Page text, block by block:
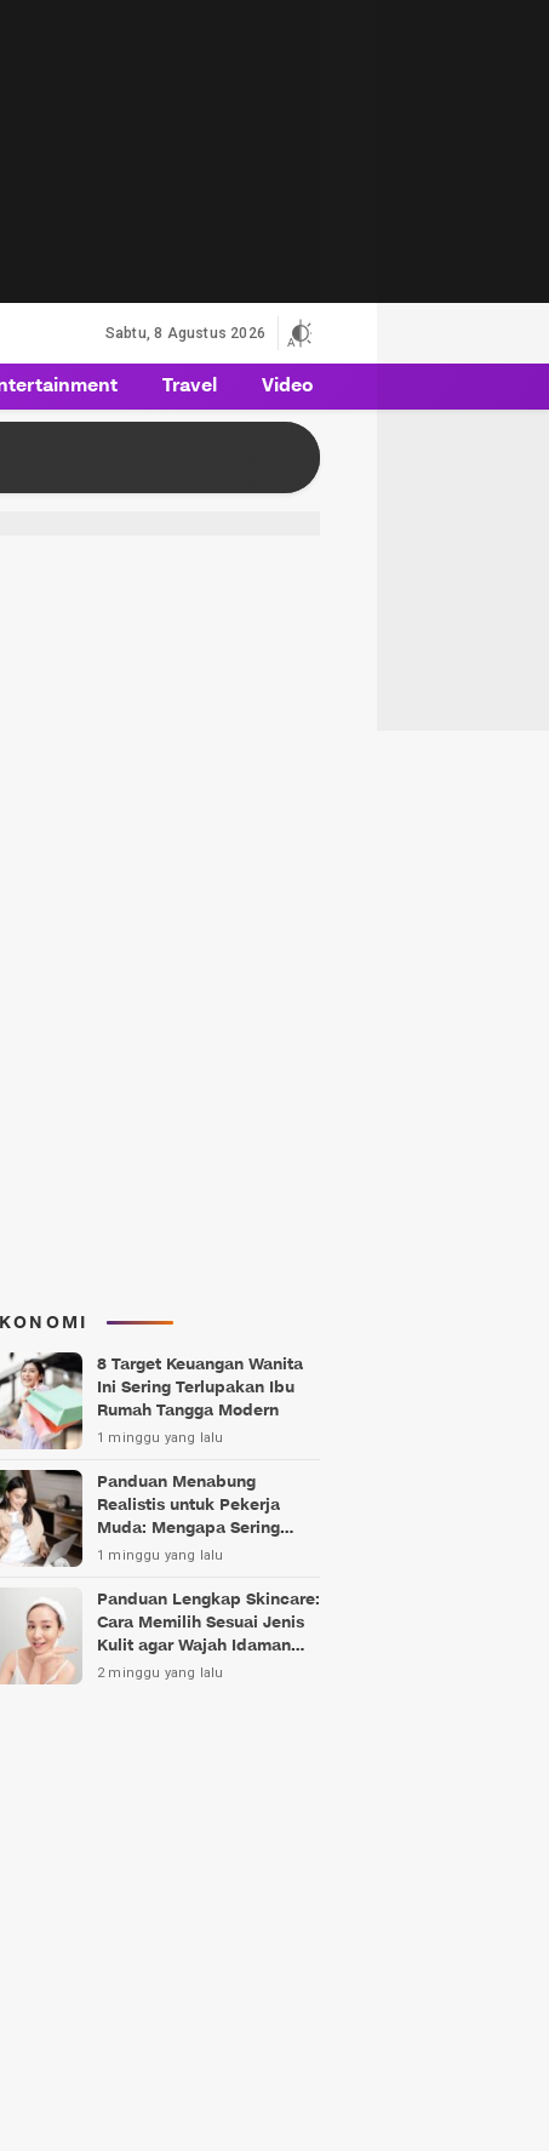
Sabtu, 8 Agustus 2026
Travel Video
8 Target Keuangan Wanita
Ini Sering Terlupakan Ibu
Rumah Tangga Modern
1 minggu yang lalu
Panduan Menabung
Realistis untuk Pekerja
Muda: Mengapa Sering
Gagal?
1 minggu yang lalu
Panduan Lengkap Skincare:
Cara Memilih Sesuai Jenis
Kulit agar Wajah Idaman
Bukan Sekadar Mimpi
2 minggu yang lalu